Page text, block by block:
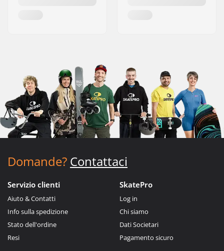
Domande? Contattaci
Servizio clienti
Aiuto & Contatti
Info sulla spedizione
Stato dell'ordine
Resi
SkatePro
Log in
Chi siamo
Dati Societari
Pagamento sicuro